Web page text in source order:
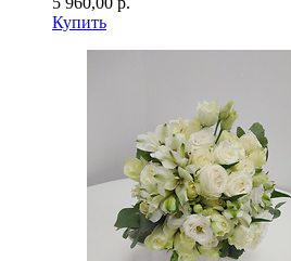
Купить